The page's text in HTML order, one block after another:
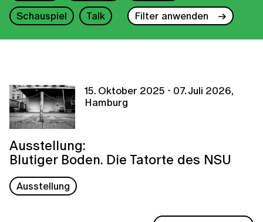
22
23 24 25 26 27
28
29
30
Schauspiel
Talk Filter anwenden
15. Oktober 2025 - 07. Juli 2026,
Hamburg
Ausstellung:
Blutiger Boden. Die Tatorte des NSU
Ausstellung